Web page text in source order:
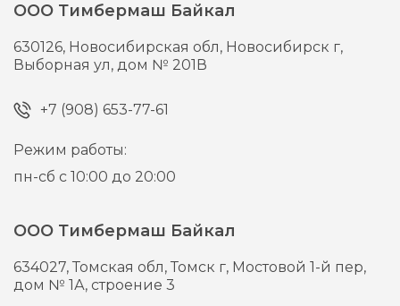
ООО Тимбермаш Байкал
630126, Новосибирская обл, Новосибирск г,
Выборная ул, дом № 201В
+7 (908) 653-77-61
Режим работы:
пн-сб с 10:00 до 20:00
ООО Тимбермаш Байкал
634027,Томская обл, Томск г, Мостовой 1-й пер,
дом № 1А, строение 3